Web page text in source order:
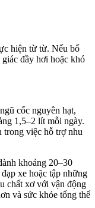
hiện từ từ. Nếu bổ
giác đầy hơi hoặc khó
cốc nguyên hạt,
1,5–2 lít mỗi ngày.
trong việc hỗ trợ nhu
khoảng 20–30
xe hoặc tập những
chất xơ với vận động
và sức khỏe tổng thể